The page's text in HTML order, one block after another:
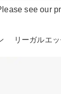
リーガルエ
see our